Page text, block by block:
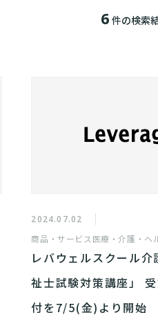
6 件の検索
2024.07.02
商品・サービス医療・介護・ヘ
レバウェルスクール
祉士試験対策講座」
付を7/5(金)より開始